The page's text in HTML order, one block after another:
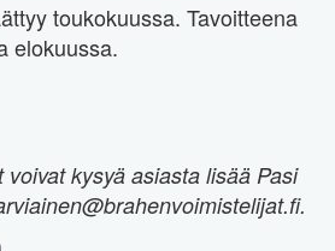
toukokuussa. Tavoitteena
elokuussa.
kysyä asiasta lisää Pasi